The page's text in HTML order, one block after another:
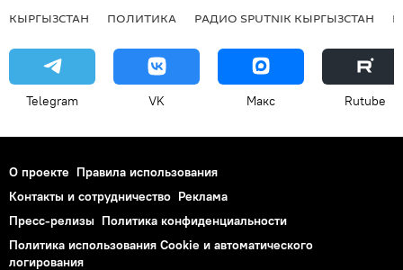
КЫРГЫЗСТАН ПОЛИТИКА РАДИО SPUTNIK КЫРГЫЗСТАН
Telegram VK Макс Rutube
О проекте Правила использования
Контакты и сотрудничество Реклама
Пресс-релизы Политика конфиденциальности
Политика использования Cookie и автоматического
логирования